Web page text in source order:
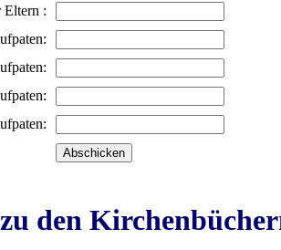
Eltern :
den